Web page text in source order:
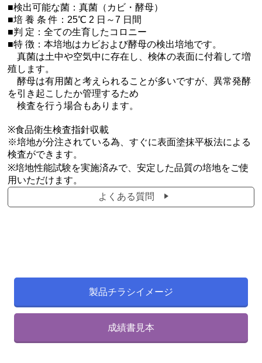
■検出可能な菌：真菌（カビ・酵母）
■培 養 条 件：25℃ 2 日～7 日間
■判 定：全ての生育したコロニー
■特 徴：本培地はカビおよび酵母の検出培地です。
真菌は土中や空気中に存在し、検体の表面に付着して増
殖します。
酵母は有用菌と考えられることが多いですが、異常発酵
を引き起こしたか管理するため
検査を行う場合もあります。
※食品衛生検査指針収載
※培地が分注されている為、すぐに表面塗抹平板法による
検査ができます。
※培地性能試験を実施済みで、安定した品質の培地をご使
用いただけます。
よくある質問
製品チラシイメージ
成績書見本